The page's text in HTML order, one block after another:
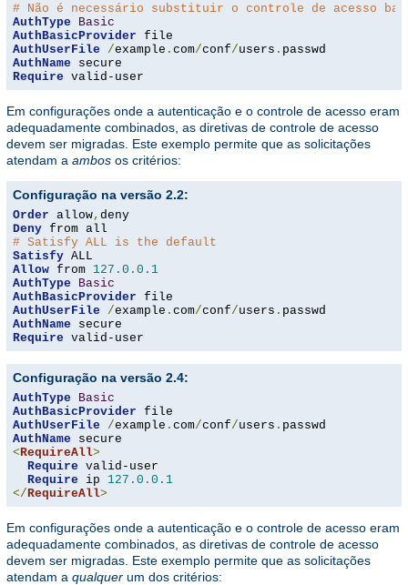
# Não é necessário substituir o controle de acesso
AuthType
Basic
AuthBasicProvider
AuthUserFile
/example . com/conf/users .
AuthName
Require valid-user
Em configurações onde a autenticação e o controle de acesso eram
adequadamente combinados, as diretivas de controle de acesso
devem ser migradas. Este exemplo permite que as solicitações
atendam a ambos os critérios:
Configuração na versão 2.2:
Order allow,
Deny
# Satisfy ALL is the default
Satisfy
Allow from 127.0 . 0.1
AuthType
Basic
AuthBasicProvider
AuthUserFile
/example . com/conf/users .
AuthName
Require valid-user
Configuração na versão 2.4:
AuthType
Basic
AuthBasicProvider
AuthUserFile
/example . com/conf/users .
AuthName
<RequireAll>
Require valid-user
Require ip 127.0 . 0.1
</RequireAll>
Em configurações onde a autenticação e o controle de acesso eram
adequadamente combinados, as diretivas de controle de acesso
devem ser migradas. Este exemplo permite que as solicitações
atendam a qualquer um dos critérios: